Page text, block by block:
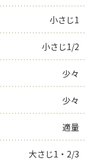
小さじ1
小さじ1/2
少々
少々
適量
大さじ1・2/3